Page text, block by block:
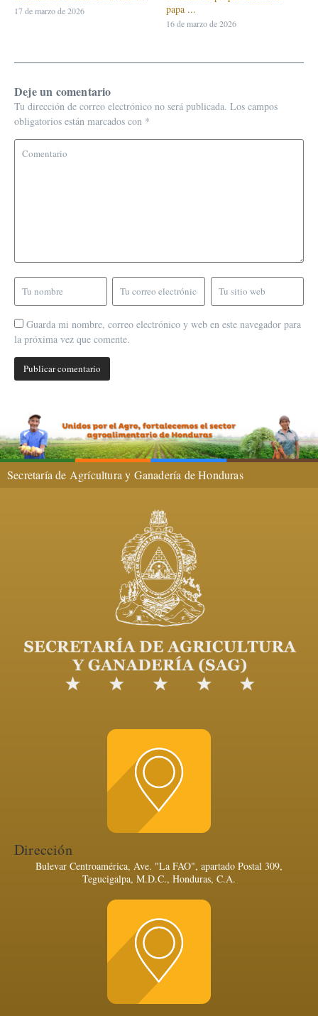
17 de marzo de 2026
papa ...
16 de marzo de 2026
Deje un comentario
Tu dirección de correo electrónico no será publicada. Los campos
obligatorios están marcados con *
Guarda mi nombre, correo electrónico y web en este navegador para
la próxima vez que comente.
Secretaría de Agrícultura y Ganadería de Honduras
Dirección
Bulevar Centroamérica, Ave. "La FAO", apartado Postal 309,
Tegucigalpa, M.D.C., Honduras, C.A.